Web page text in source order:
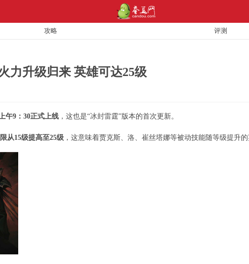
攻略 评测
力升级归来 英雄可达25级
午9：30正式上线 ，这也是“冰封雷霆”版本的首次更新。
从15级提高至25级 ，这意味着贾克斯、洛、崔丝塔娜等被动技能随等级提升